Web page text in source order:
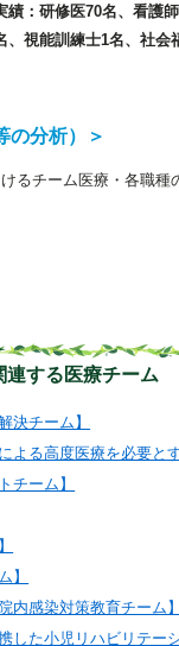
：研修医70名、看護
、視能訓練士1名、社
の分析）＞
るチーム医療・各職種
連する医療チーム
決チーム】
よる高度医療を必要と
チーム】
】
内感染対策教育チーム
した小児リハビリテー